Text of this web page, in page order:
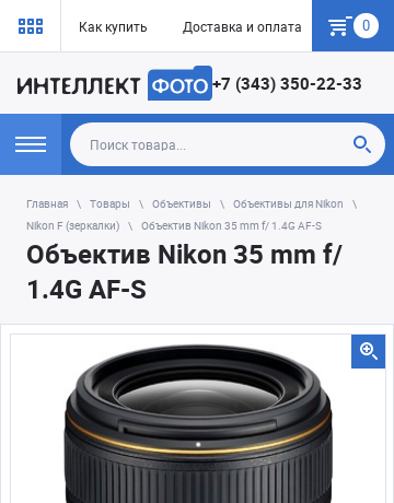
Как купить Доставка и оплата Гарантия
0
+7 (343) 350-22-33
Главная Товары Объективы
Объективы для Nikon
Nikon F (зеркалки)
Объектив Nikon 35 mm f/ 1.4G AF-S
Объектив Nikon 35 mm f/
1.4G AF-S